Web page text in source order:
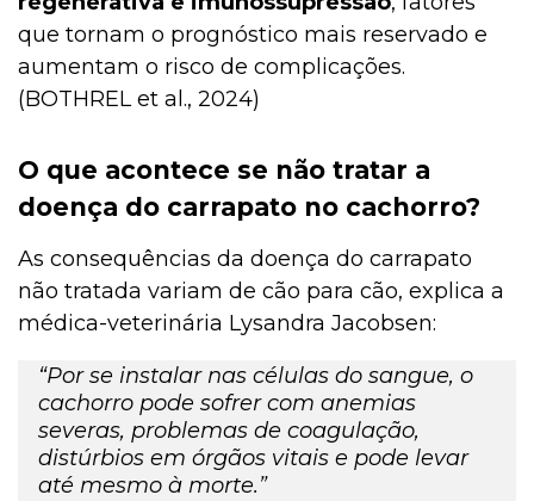
que tornam o prognóstico mais reservado e
aumentam o risco de complicações.
(BOTHREL et al., 2024)
O que acontece se não tratar a
doença do carrapato no cachorro?
As consequências da doença do carrapato
não tratada variam de cão para cão, explica a
médica-veterinária Lysandra Jacobsen:
“Por se instalar nas células do sangue, o
cachorro pode sofrer com anemias
severas, problemas de coagulação,
distúrbios em órgãos vitais e pode levar
até mesmo à morte.”